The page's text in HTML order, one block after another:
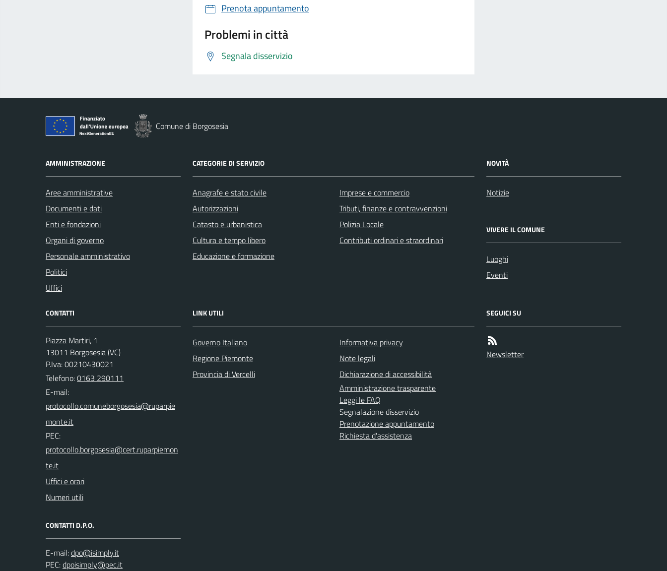
Prenota appuntamento
Problemi in città
Segnala disservizio
Comune di Borgosesia
AMMINISTRAZIONE
Aree amministrative
Documenti e dati
Enti e fondazioni
Organi di governo
Personale amministrativo
Politici
Uffici
CATEGORIE DI SERVIZIO
Anagrafe e stato civile
Autorizzazioni
Catasto e urbanistica
Cultura e tempo libero
Educazione e formazione
Imprese e commercio
Tributi, finanze e contravvenzioni
Polizia Locale
Contributi ordinari e straordinari
NOVITÀ
Notizie
VIVERE IL COMUNE
Luoghi
Eventi
CONTATTI
Piazza Martiri, 1
13011 Borgosesia (VC)
P.Iva: 00210430021
Telefono:0163 290111
E-mail:
PEC:
Uffici e orari
Numeri utili
CONTATTI D.P.O.
E-mail:
PEC:
LINK UTILI
Governo Italiano
Regione Piemonte
Provincia di Vercelli
Informativa privacy
Note legali
Dichiarazione di accessibilità
Amministrazione trasparente
Leggi le FAQ
Segnalazione disservizio
Prenotazione appuntamento
Richiesta d'assistenza
SEGUICI SU
Newsletter